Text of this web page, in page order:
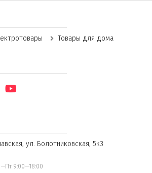
ул. Болотниковская, 5к3
9:00—18:00
Товары для дома